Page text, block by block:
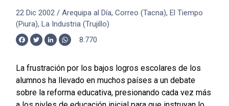
22 Dic 2002/ Arequipa al Día, Correo (Tacna), El Tiempo
(Piura), La Industria (Trujillo)
Facebook
TwitterLinkedInWhatsApp
8.770
La frustración por los bajos logros escolares de los
alumnos ha llevado en muchos países a un debate
sobre la reforma educativa, presionando cada vez más